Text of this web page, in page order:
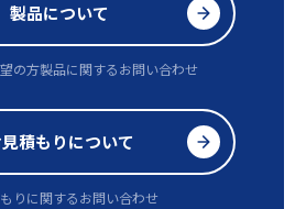
製品について
の方製品に関するお問い合わせ
積もりについて
りに関するお問い合わせ